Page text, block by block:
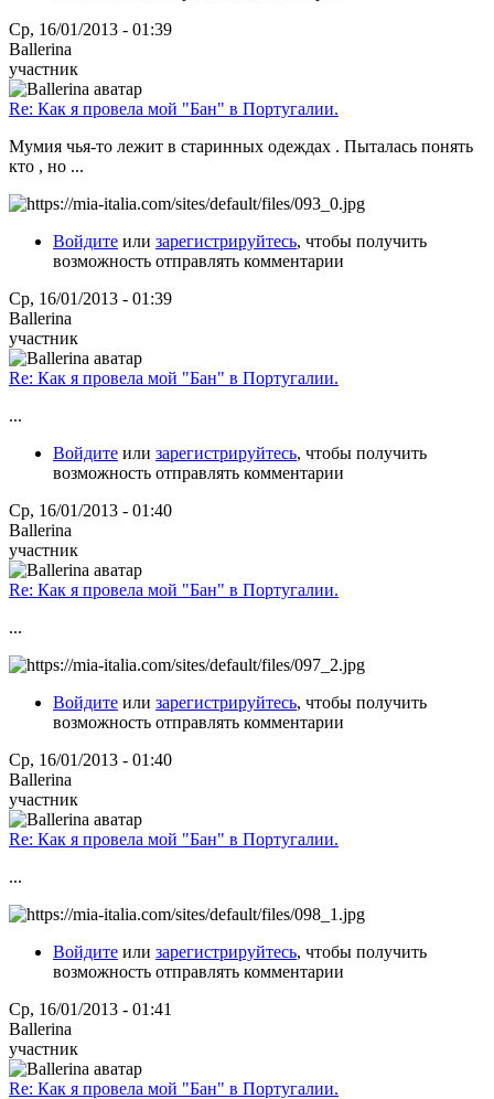
Ср, 16/01/2013 - 01:39
Ballerina
участник
Re: Как я провела мой "Бан" в Португалии.
Мумия чья-то лежит в старинных одеждах . Пыталась понять
кто , но ...
Войдите или зарегистрируйтесь, чтобы получить
возможность отправлять комментарии
Ср, 16/01/2013 - 01:39
Ballerina
участник
Re: Как я провела мой "Бан" в Португалии.
...
Войдите или зарегистрируйтесь, чтобы получить
возможность отправлять комментарии
Ср, 16/01/2013 - 01:40
Ballerina
участник
Re: Как я провела мой "Бан" в Португалии.
...
Войдите или зарегистрируйтесь, чтобы получить
возможность отправлять комментарии
Ср, 16/01/2013 - 01:40
Ballerina
участник
Re: Как я провела мой "Бан" в Португалии.
...
Войдите или зарегистрируйтесь, чтобы получить
возможность отправлять комментарии
Ср, 16/01/2013 - 01:41
Ballerina
участник
Re: Как я провела мой "Бан" в Португалии.